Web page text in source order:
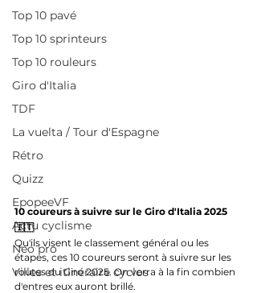
Top 10 pavé
Top 10 sprinteurs
Top 10 rouleurs
Giro d'Italia
TDF
La vuelta / Tour d'Espagne
Rétro
Quizz
EpopeeVF
Actu cyclisme
Neo pro
Villes et itinéraire cyclos
10 coureurs à suivre sur le Giro d'Italia 2025
🇮🇹
Qu'ils visent le classement général ou les
étapes, ces 10 coureurs seront à suivre sur les
routes du Giro 2025. On verra à la fin combien
d'entres eux auront brillé.